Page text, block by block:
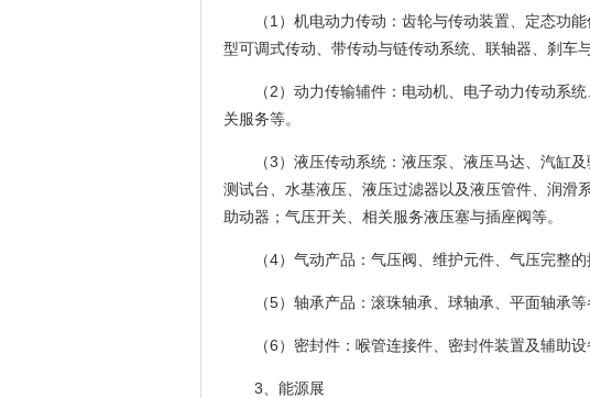
（1）机电动力传动：齿轮与传动装置、定态功
型可调式传动、带传动与链传动系统、联轴器、刹车
（2）动力传输辅件：电动机、电子动力传动系
关服务等。
（3）液压传动系统：液压泵、液压马达、汽缸
测试台、水基液压、液压过滤器以及液压管件、润滑
助动器；气压开关、相关服务液压塞与插座阀等。
（4）气动产品：气压阀、维护元件、气压完整的
（5）轴承产品：滚珠轴承、球轴承、平面轴承等
（6）密封件：喉管连接件、密封件装置及辅助设
3、能源展